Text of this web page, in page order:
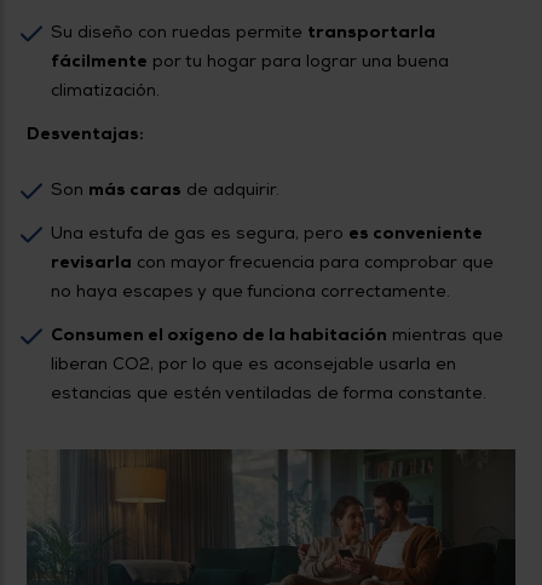
Su diseño con ruedas permite transportarla
fácilmente por tu hogar para lograr una buena
climatización.
Desventajas:
Son más caras de adquirir.
Una estufa de gas es segura, pero es conveniente
revisarla con mayor frecuencia para comprobar que
no haya escapes y que funciona correctamente.
Consumen el oxígeno de la habitación mientras que
liberan CO2, por lo que es aconsejable usarla en
estancias que estén ventiladas de forma constante.